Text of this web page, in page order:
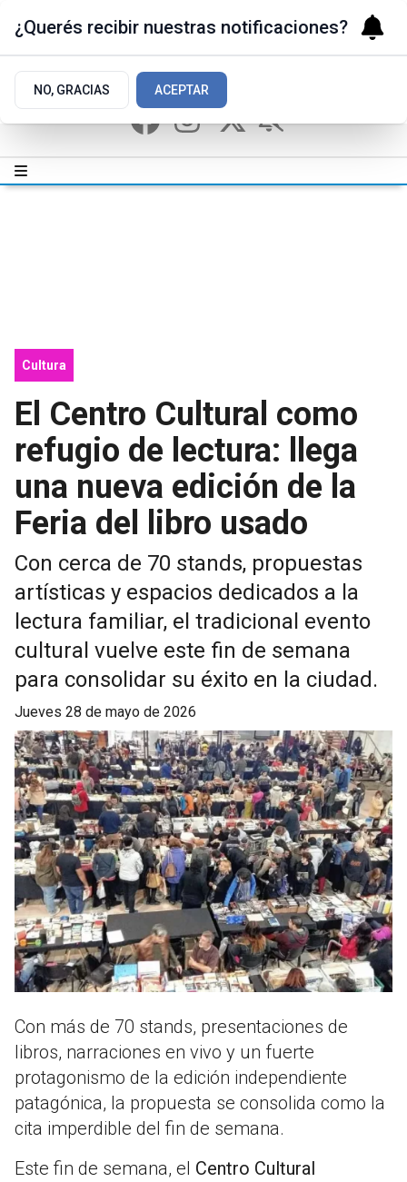
Cultura
El Centro Cultural como
refugio de lectura: llega
una nueva edición de la
Feria del libro usado
Con cerca de 70 stands, propuestas
artísticas y espacios dedicados a la
lectura familiar, el tradicional evento
cultural vuelve este fin de semana
para consolidar su éxito en la ciudad.
jueves 28 de mayo de 2026
Con más de 70 stands, presentaciones de
libros, narraciones en vivo y un fuerte
protagonismo de la edición independiente
patagónica, la propuesta se consolida como la
cita imperdible del fin de semana.
Este fin de semana, el Centro Cultural
¿Querés recibir nuestras notificaciones?
NO, GRACIAS ACEPTAR